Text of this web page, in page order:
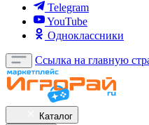
Telegram
YouTube
Одноклассники
Ссылка на главную
Каталог